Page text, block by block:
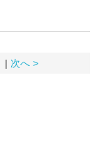
| 次へ >